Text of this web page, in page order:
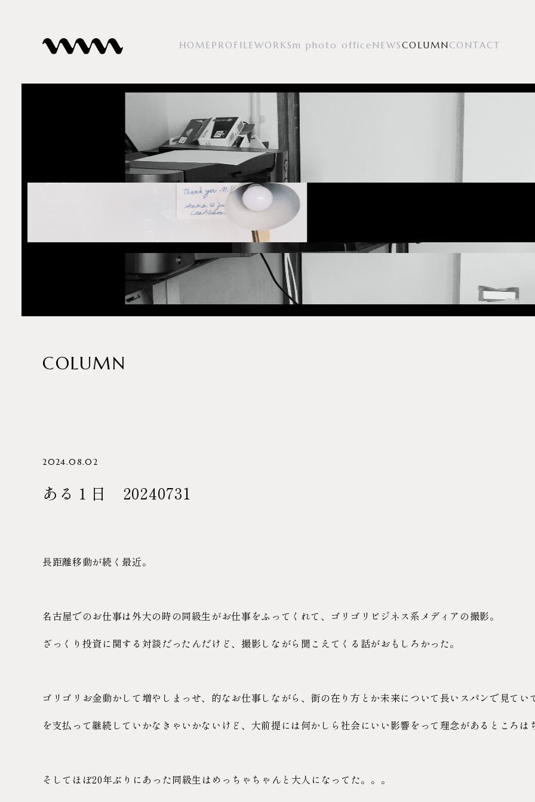
H O ME P RO F I LEWO RKSm ph oto offic eN EWSCOLUMNCO NTACT
COLUMN
2024.08.02
ある１日 20240731
長距離移動が続く最近。
名古屋でのお仕事は外大の時の同級生がお仕事をふってくれて、ゴリゴリビジネス系メディアの撮影。
ざっくり投資に関する対談だったんだけど、撮影しながら聞こえてくる話がおもしろかった。
ゴリゴリお金動かして増やしまっせ、的なお仕事しながら、街の在り方とか未来について長いスパンで見て
を支払って継続していかなきゃいかないけど、大前提には何かしら社会にいい影響をって理念があるところ
そしてほぼ20年ぶりにあった同級生はめっちゃちゃんと大人になってた。。。